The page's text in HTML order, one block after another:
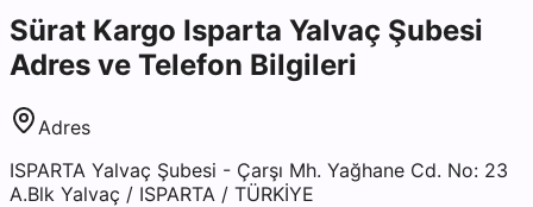
Sürat Kargo Isparta Yalvaç Şubesi
Adres ve Telefon Bilgileri
Adres
ISPARTA Yalvaç Şubesi - Çarşı Mh. Yağhane Cd. No: 23
A.Blk Yalvaç / ISPARTA / TÜRKİYE